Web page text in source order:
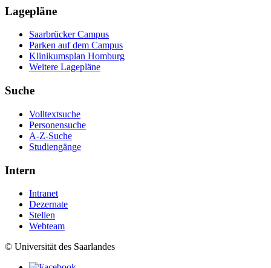
Lagepläne
Saarbrücker Campus
Parken auf dem Campus
Klinikumsplan Homburg
Weitere Lagepläne
Suche
Volltextsuche
Personensuche
A-Z-Suche
Studiengänge
Intern
Intranet
Dezernate
Stellen
Webteam
© Universität des Saarlandes